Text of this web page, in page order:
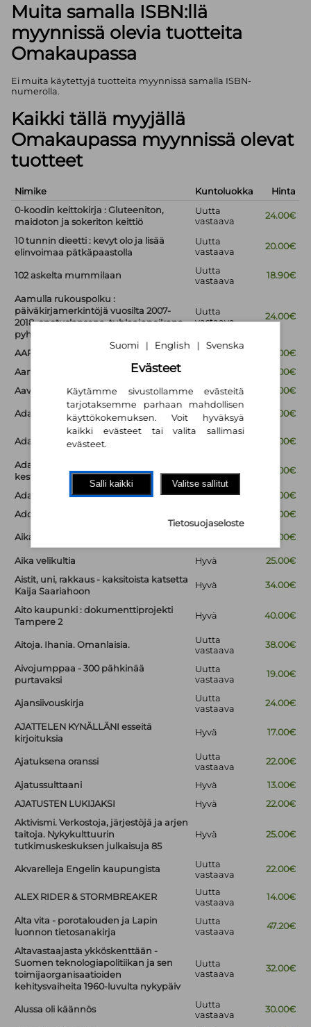
Muita samalla ISBN:llä
myynnissä olevia tuotteita
Omakaupassa
Ei muita käytettyjä tuotteita myynnissä samalla ISBN-
numerolla.
Kaikki tällä myyjällä
Omakaupassa myynnissä olevat
tuotteet
Nimike Kuntoluokka
Hinta
0-koodin keittokirja : Gluteeniton,
maidoton ja sokeriton keittiö
Uutta
vastaava
24.00€
10 tunnin dieetti : kevyt olo ja lisää
elinvoimaa pätkäpaastolla
Uutta
vastaava
20.00€
102 askelta mummilaan
Uutta
vastaava
18.90€
Aamulla rukouspolku :
päiväkirjamerkintöjä vuosilta 2007-
2018, opetuslapsena, tuhlaajapoikana,
pyhiinvaeltajana
Uutta
vastaava
24.00€
AAPISKUKKO Hyvä
18.00€
Aarteita ja muistoesineitä
14.00€
Aavesaaren arvoitus
Hyvä 18.00€
Ada Gootti ja hiiren haamu
Uutta
vastaava
34.00€
Ada Gootti ja Humisevan karju
Uutta
26.00€
Ada Gootti ja kuoloa kamalammat
kestit
vastaava
29.00€
Ada Gootti ja synkeä sinfonia Uusi
29.00€
Adoptiomatka
29.00€
Aika - Suuren mysteerin jäljillä 35.00€
Aika velikultia Hyvä
25.00€
Aistit, uni, rakkaus - kaksitoista katsetta
Kaija Saariahoon
Hyvä 34.00€
Aito kaupunki : dokumenttiprojekti
Tampere 2
Hyvä 40.00€
Aitoja. Ihania. Omanlaisia.
Uutta
vastaava
38.00€
Aivojumppaa - 300 pähkinää
purtavaksi
Uutta
vastaava
19.00€
Ajansiivouskirja
Uutta
vastaava
24.00€
AJATTELEN KYNÄLLÄNI esseitä
kirjoituksia
Hyvä 17.00€
Ajatuksena oranssi
Uutta
vastaava
22.00€
Ajatussulttaani Hyvä
13.00€
AJATUSTEN LUKIJAKSI
Hyvä
22.00€
Aktivismi. Verkostoja, järjestöjä ja arjen
taitoja. Nykykulttuurin
tutkimuskeskuksen julkaisuja 85
Hyvä 25.00€
Akvarelleja Engelin kaupungista
Uutta
vastaava
22.00€
ALEX RIDER & STORMBREAKER
Uutta
vastaava
14.00€
Alta vita - porotalouden ja Lapin
luonnon tietosanakirja
Uutta
vastaava
47.20€
Altavastaajasta ykköskenttään -
Suomen teknologiapolitiikan ja sen
toimijaorganisaatioiden
kehitysvaiheita 1960-luvulta nykypäiv
Uutta
vastaava
32.00€
Alussa oli käännös
Uutta
vastaava
30.00€
Suomi | English | Svenska
Evästeet
Käytämme sivustollamme evästeitä
tarjotaksemme parhaan mahdollisen
käyttökokemuksen. Voit hyväksyä
kaikki evästeet tai valita sallimasi
evästeet.
Salli kaikki Valitse sallitut
Tietosuojaseloste